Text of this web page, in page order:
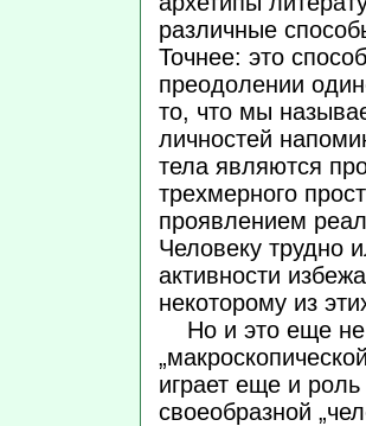
различные
Точнее: это
преодолении
то, что мы
личностей
тела являются
трехмерного
проявлением
Человеку трудно
активности
некоторому из
Но и это еще не
играет еще и роль
своеобразной